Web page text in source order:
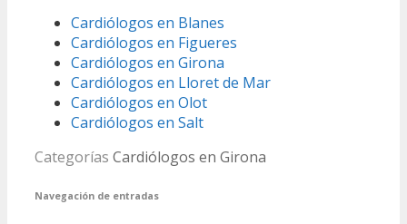
Cardiólogos en Blanes
Cardiólogos en Figueres
Cardiólogos en Girona
Cardiólogos en Lloret de Mar
Cardiólogos en Olot
Cardiólogos en Salt
Categorías Cardiólogos en Girona
Navegación de entradas